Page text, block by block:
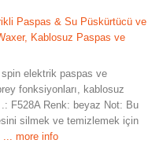
Paspas & Su Püskürtücü ve
Kablosuz Paspas ve
elektrik paspas ve
fonksiyonları, kablosuz
F528A Renk: beyaz Not: Bu
silmek ve temizlemek için
... more info